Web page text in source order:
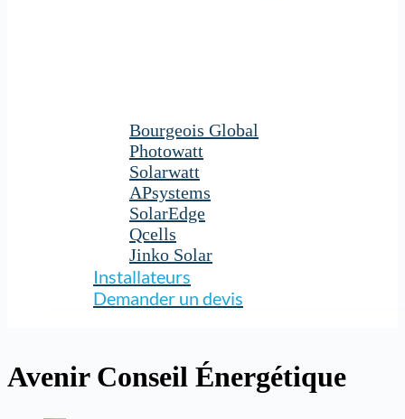
Bourgeois Global
Photowatt
Solarwatt
APsystems
SolarEdge
Qcells
Jinko Solar
Installateurs
Demander un devis
Avenir Conseil Énergétique